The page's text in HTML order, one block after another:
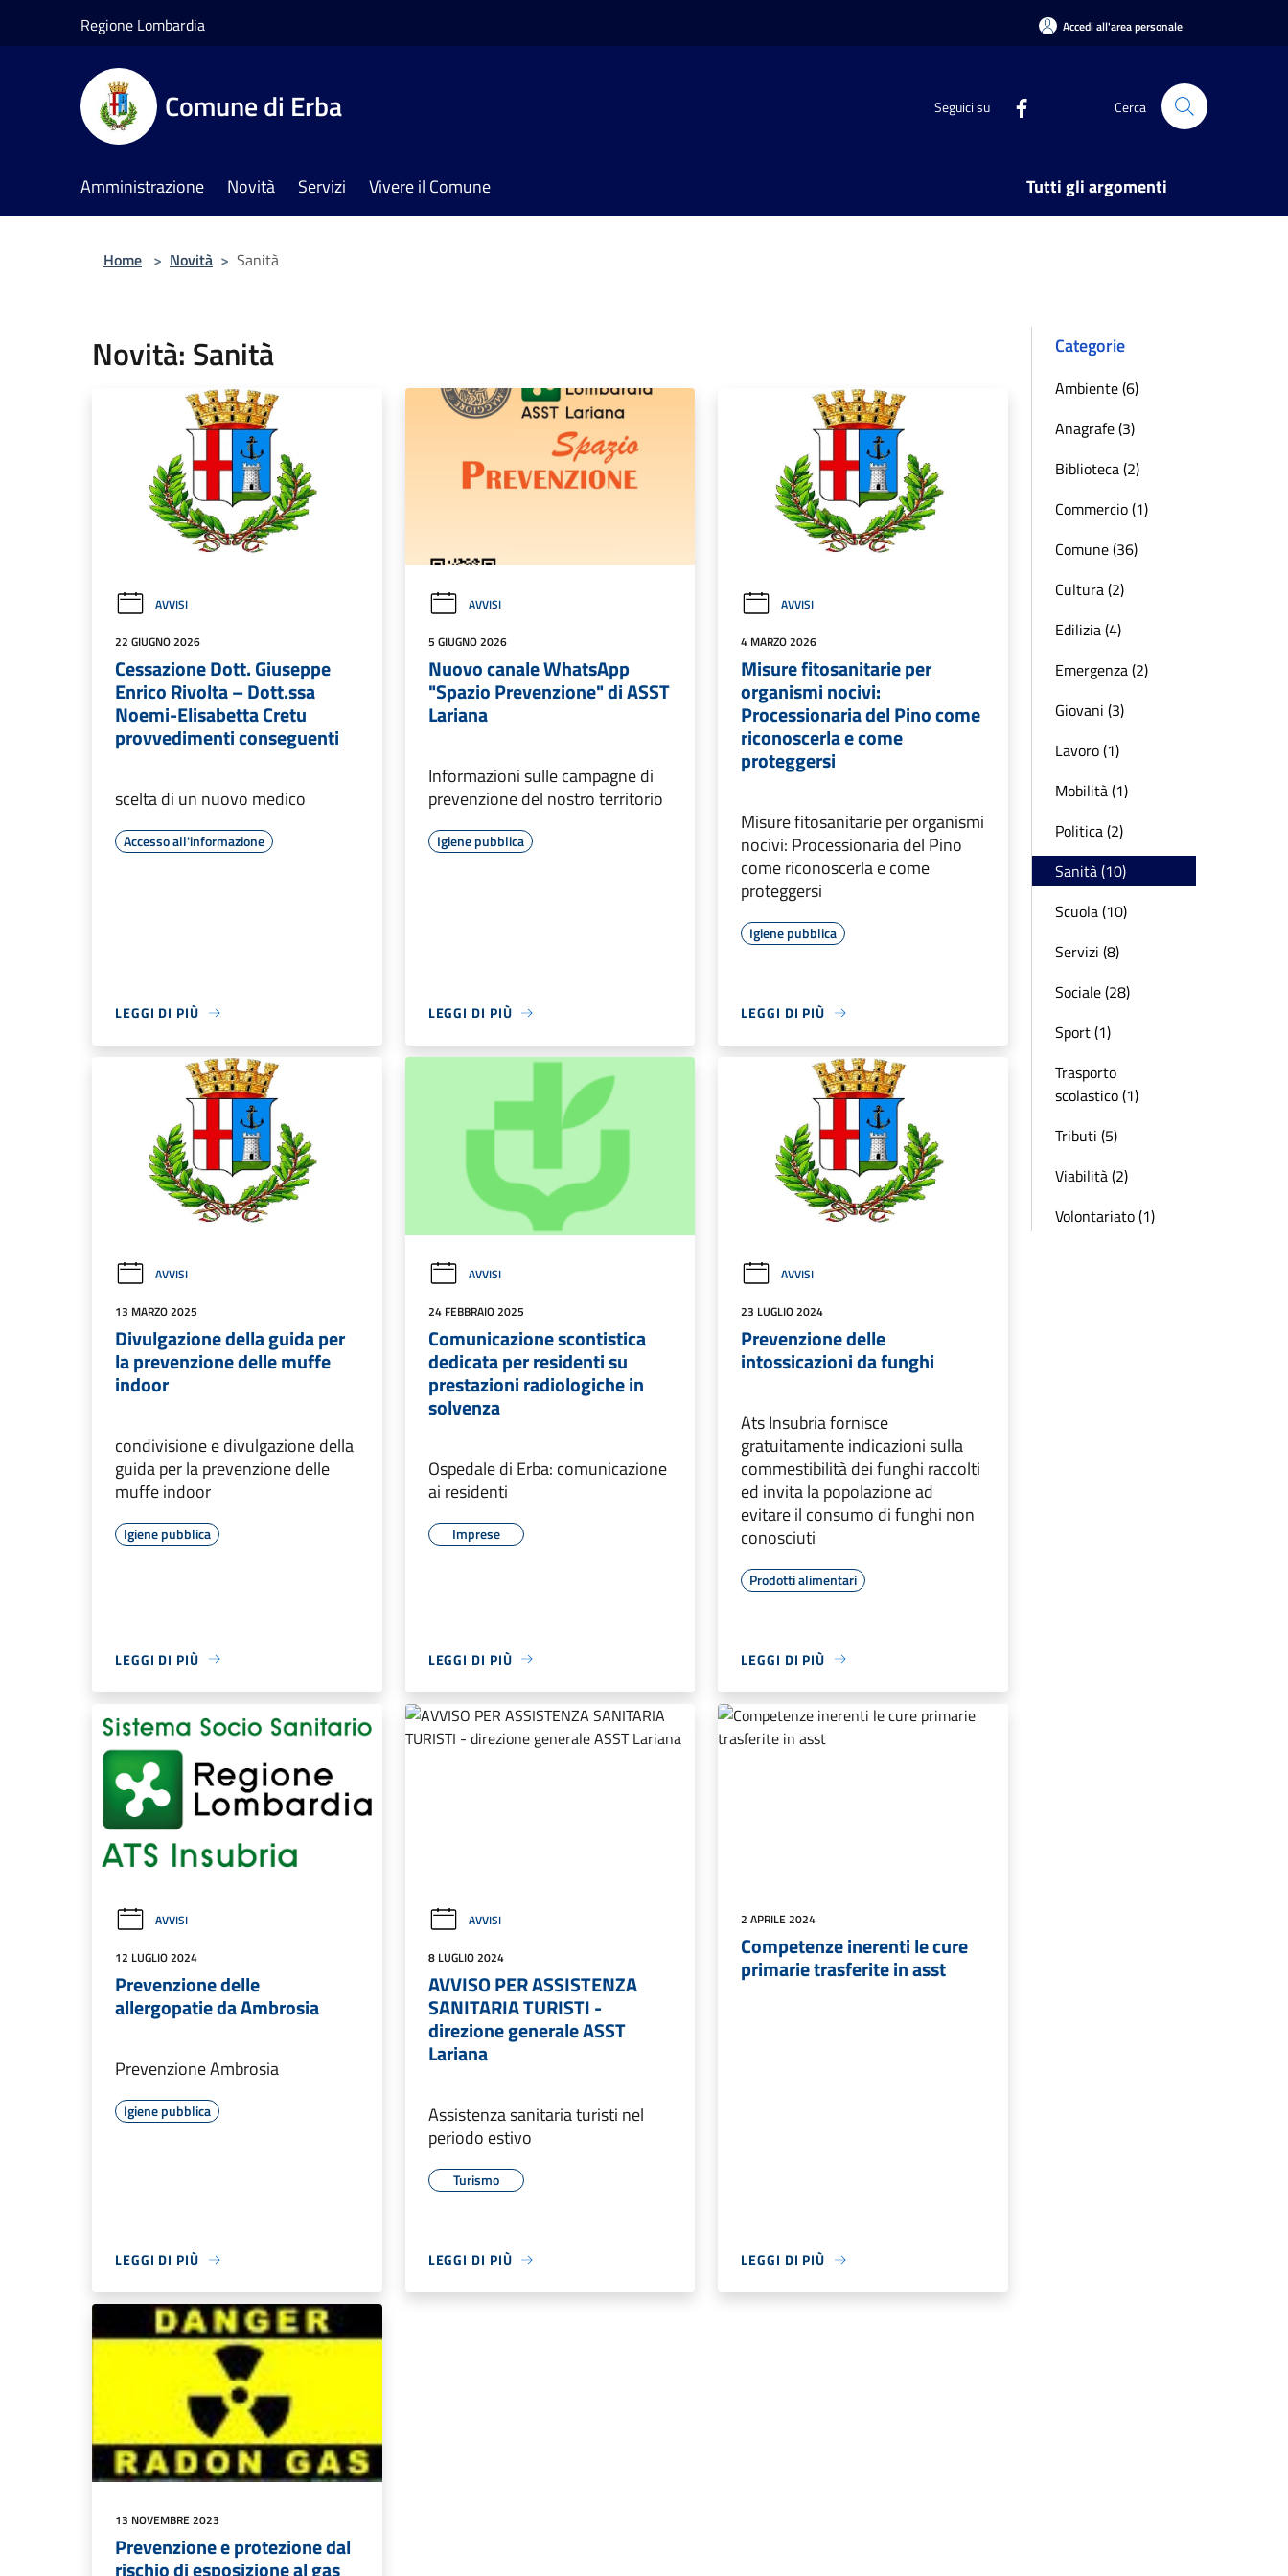
Regione Lombardia Accedi all'area personale
Comune di Erba Seguici su Cerca
Amministrazione Novità Servizi Vivere il Comune Tutti gli argomenti
Home > Novità > Sanità
Novità: Sanità
AVVISI
22 GIUGNO 2026
Cessazione Dott. Giuseppe
Enrico Rivolta – Dott.ssa
Noemi-Elisabetta Cretu
provvedimenti conseguenti
scelta di un nuovo medico
Accesso all'informazione
LEGGI DI PIÙ
AVVISI
5 GIUGNO 2026
Nuovo canale WhatsApp
"Spazio Prevenzione" di ASST
Lariana
Informazioni sulle campagne di
prevenzione del nostro territorio
Igiene pubblica
LEGGI DI PIÙ
AVVISI
4 MARZO 2026
Misure fitosanitarie per
organismi nocivi:
Processionaria del Pino come
riconoscerla e come
proteggersi
Misure fitosanitarie per organismi
nocivi: Processionaria del Pino
come riconoscerla e come
proteggersi
Igiene pubblica
LEGGI DI PIÙ
AVVISI
13 MARZO 2025
Divulgazione della guida per
la prevenzione delle muffe
indoor
condivisione e divulgazione della
guida per la prevenzione delle
muffe indoor
Igiene pubblica
LEGGI DI PIÙ
AVVISI
24 FEBBRAIO 2025
Comunicazione scontistica
dedicata per residenti su
prestazioni radiologiche in
solvenza
Ospedale di Erba: comunicazione
ai residenti
Imprese
LEGGI DI PIÙ
AVVISI
23 LUGLIO 2024
Prevenzione delle
intossicazioni da funghi
Ats Insubria fornisce
gratuitamente indicazioni sulla
commestibilità dei funghi raccolti
ed invita la popolazione ad
evitare il consumo di funghi non
conosciuti
Prodotti alimentari
LEGGI DI PIÙ
AVVISI
12 LUGLIO 2024
Prevenzione delle
allergopatie da Ambrosia
Prevenzione Ambrosia
Igiene pubblica
LEGGI DI PIÙ
AVVISI
8 LUGLIO 2024
AVVISO PER ASSISTENZA
SANITARIA TURISTI -
direzione generale ASST
Lariana
Assistenza sanitaria turisti nel
periodo estivo
Turismo
LEGGI DI PIÙ
2 APRILE 2024
Competenze inerenti le cure
primarie trasferite in asst
LEGGI DI PIÙ
13 NOVEMBRE 2023
Prevenzione e protezione dal
rischio di esposizione al gas
Categorie
Ambiente (6)
Anagrafe (3)
Biblioteca (2)
Commercio (1)
Comune (36)
Cultura (2)
Edilizia (4)
Emergenza (2)
Giovani (3)
Lavoro (1)
Mobilità (1)
Politica (2)
Sanità (10)
Scuola (10)
Servizi (8)
Sociale (28)
Sport (1)
Trasporto
scolastico (1)
Tributi (5)
Viabilità (2)
Volontariato (1)